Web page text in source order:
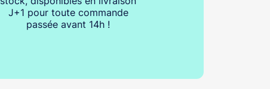
J+1 pour toute commande
passée avant 14h !